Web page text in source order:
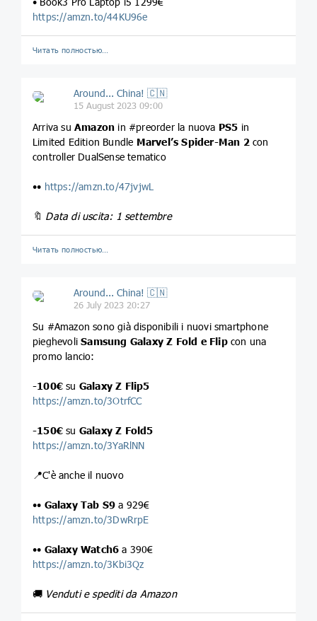
https://amzn.to/44KU96e
Читать полностью…
Around... China! 🇨🇳
15 August 2023 09:00
Arriva su Amazon in #preorder la nuova PS5 in
Limited Edition Bundle Marvel’s Spider-Man 2 con
controller DualSense tematico
•• https://amzn.to/47jvjwL
🔖 Data di uscita: 1 settembre
Читать полностью…
Around... China! 🇨🇳
26 July 2023 20:27
Su #Amazon sono già disponibili i nuovi smartphone
pieghevoliSamsung Galaxy Z Fold e Flipcon una
promo lancio:
-100€ su Galaxy Z Flip5
https://amzn.to/3OtrfCC
-150€ su Galaxy Z Fold5
https://amzn.to/3YaRlNN
📍C'è anche il nuovo
•• Galaxy Tab S9 a 929€
https://amzn.to/3DwRrpE
•• Galaxy Watch6 a 390€
https://amzn.to/3Kbi3Qz
🚚 Venduti e spediti da Amazon